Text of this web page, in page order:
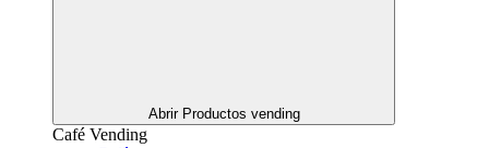
Abrir Productos vending
Café Vending